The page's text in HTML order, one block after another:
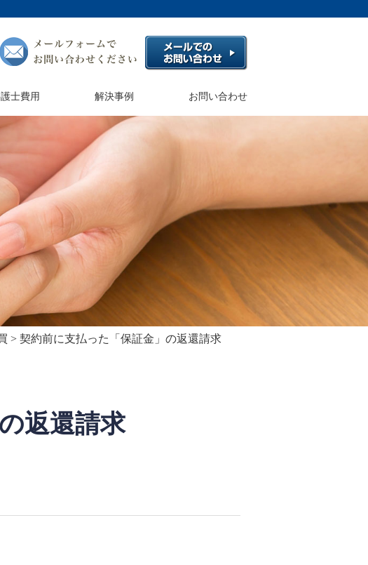
士費用 解決事例 お問い合わせ
> 契約前に支払った「保証金」の返還請求
返還請求